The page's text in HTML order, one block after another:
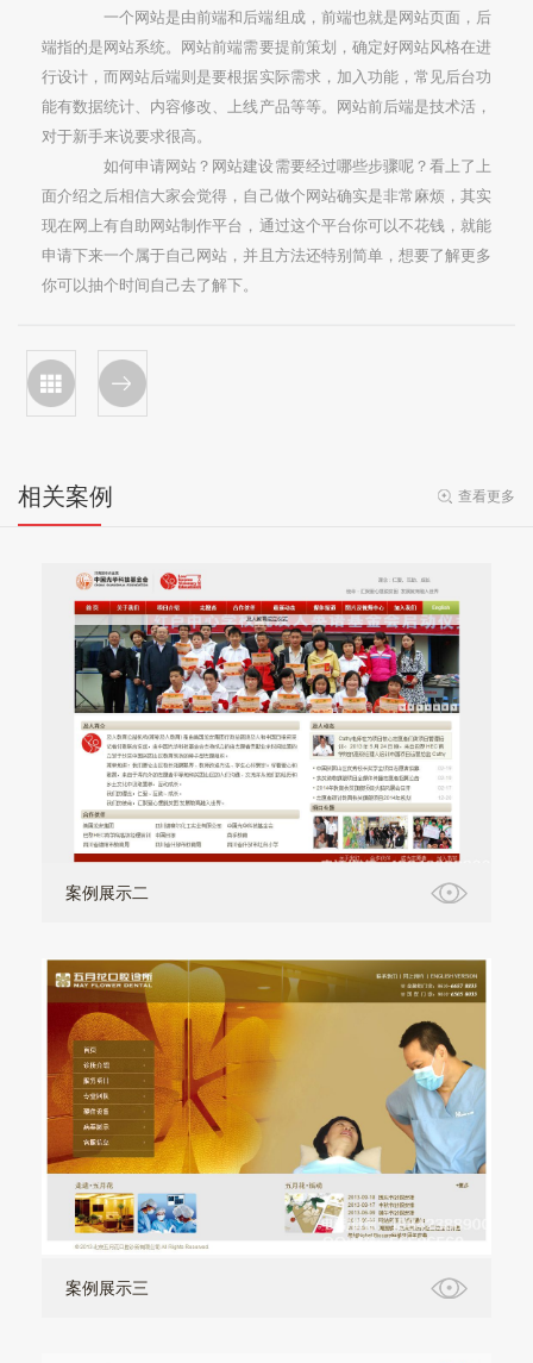
一个网站是由前端和后端组成，前端也就是网站页面，后
端指的是网站系统。网站前端需要提前策划，确定好网站风格在进
行设计，而网站后端则是要根据实际需求，加入功能，常见后台功
能有数据统计、内容修改、上线产品等等。网站前后端是技术活，
对于新手来说要求很高。
如何申请网站？网站建设需要经过哪些步骤呢？看上了上
面介绍之后相信大家会觉得，自己做个网站确实是非常麻烦，其实
现在网上有自助网站制作平台，通过这个平台你可以不花钱，就能
申请下来一个属于自己网站，并且方法还特别简单，想要了解更多
你可以抽个时间自己去了解下。
相关案例 查看更多
案例展示二
案例展示三